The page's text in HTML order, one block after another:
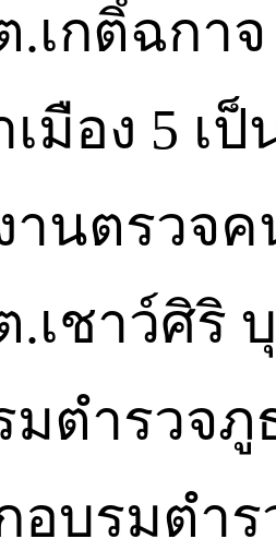
.เกติ์ฉกา
เมือง 5 เ
านตรวจค
.เชาว์ศิริ
มตำรวจภู
อบรมตำ